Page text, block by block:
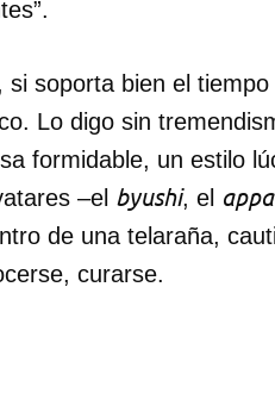
soporta bien el
Lo digo sin
formidable, un estilo
–el byushi, el
de una telaraña,
curarse.